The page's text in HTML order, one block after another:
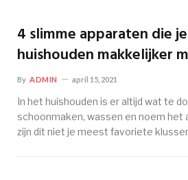
4 slimme apparaten die
huishouden makkelijker
By ADMIN april 15, 2021
In het huishouden is er altijd wat te
schoonmaken, wassen en noem het
zijn dit niet je meest favoriete